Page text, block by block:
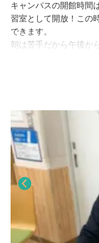
鹿児島県鹿児島市中央
TEL
・市電 高見橋電停 徒歩
キャンパスの開館時間
習室として開放！この
できます。
朝は苦手だから午後か
インで参加、電車の時
語講座」､中学内容の
難関国公立大/難関・最
の「ウイングネット」
「atama＋」、学習の
for school」。キミに最
Pre
viou
s